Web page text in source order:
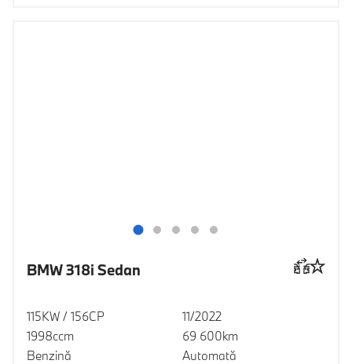
BMW 318i Sedan
115KW / 156CP
1998ccm
Benzină
11/2022
69 600km
Automată